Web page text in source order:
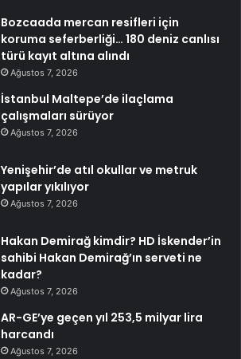
Bozcaada mercan resifleri için
koruma seferberliği… 180 deniz canlısı
türü kayıt altına alındı
Ağustos 7, 2026
İstanbul Maltepe’de ilaçlama
çalışmaları sürüyor
Ağustos 7, 2026
Yenişehir’de atıl okullar ve metruk
yapılar yıkılıyor
Ağustos 7, 2026
Hakan Demirağ kimdir? HD İskender’in
sahibi Hakan Demirağ’ın serveti ne
kadar?
Ağustos 7, 2026
AR-GE’ye geçen yıl 253,5 milyar lira
harcandı
Ağustos 7, 2026